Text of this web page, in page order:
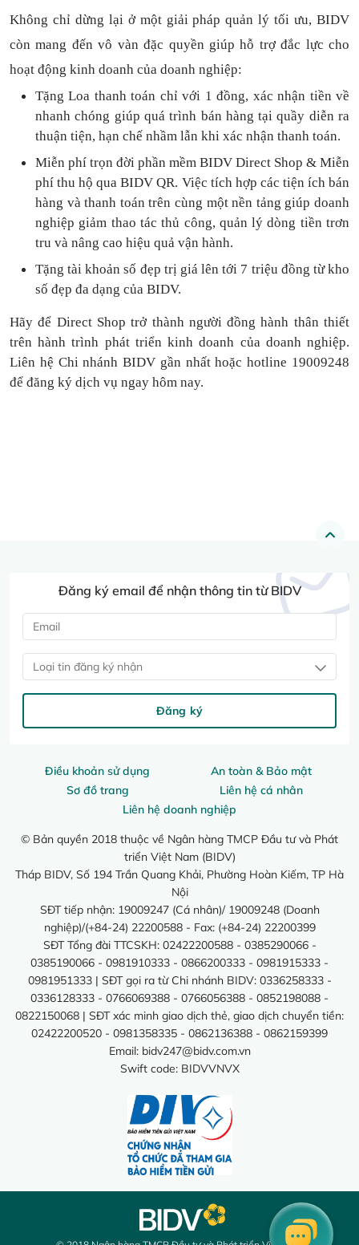
Không chỉ dừng lại ở một giải pháp quản lý tối ưu, BIDV
còn mang đến vô vàn đặc quyền giúp hỗ trợ đắc lực cho
hoạt động kinh doanh của doanh nghiệp:
Tặng Loa thanh toán chỉ với 1đồng, xác nhận tiền về
nhanh chóng giúp quá trình bán hàng tại quầy diễn ra
thuận tiện, hạn chế nhầm lẫn khi xác nhận thanh toán.
Miễn phí trọn đời phần mềm BIDV Direct Shop & Miễn
phí thu hộ qua BIDV QR. Việc tích hợp các tiện ích bán
hàng và thanh toántrên cùng một nền tảng giúp doanh
nghiệp giảm thao tác thủ công, quản lý dòng tiền trơn
tru và nâng cao hiệu quả vận hành.
Tặngtài khoản số đẹp trị giá lên tới 7 triệu đồng từ kho
số đẹp đa dạng của BIDV.
Hãy để Direct Shop trở thành người đồng hành thân thiết
trên hành trình phát triển kinh doanh của doanh nghiệp.
Liên hệ Chi nhánh BIDV gần nhất hoặc hotline 19009248
để đăng ký dịch vụ ngay hôm nay.
Điều khoản sử dụng
An toàn & Bảo mật
Sơ đồ trang
Liên hệ cá nhân
Liên hệ doanh nghiệp
© Bản quyền 2018 thuộc về Ngân hàng TMCP Đầu tư và Phát
triển Việt Nam (BIDV)
Tháp BIDV, Số 194 Trần Quang Khải, Phường Hoàn Kiếm, TP Hà
Nội
SĐT tiếp nhận: 19009247 (Cá nhân)/ 19009248 (Doanh
nghiệp)/(+84-24) 22200588 - Fax: (+84-24) 22200399
SĐT Tổng đài TTCSKH: 02422200588 - 0385290066 -
0385190066 - 0981910333 - 0866200333 - 0981915333 -
0981951333 | SĐT gọi ra từ Chi nhánh BIDV: 0336258333 -
0336128333 - 0766069388 - 0766056388 - 0852198088 -
0822150068 | SĐT xác minh giao dịch thẻ, giao dịch chuyển tiền:
02422200520 - 0981358335 - 0862136388 - 0862159399
Email: bidv247@bidv.com.vn
Swift code: BIDVVNVX
Đăng ký email để nhận thông tin từ BIDV
Loại tin đăng ký nhận
Đăng ký